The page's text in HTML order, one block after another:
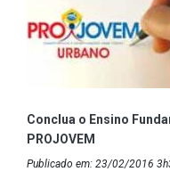
Conclua o Ensino
PROJOVEM
Publicado em: 23/02/2016